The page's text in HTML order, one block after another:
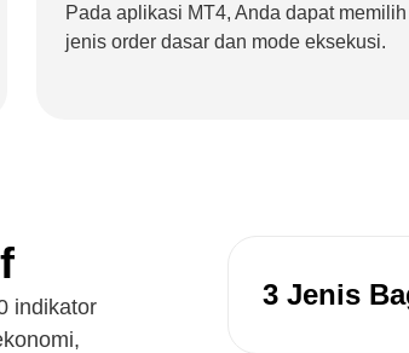
Pada aplikasi MT4, Anda dapat
jenis order dasar dan mode eksekusi.
indikator
3 Jenis